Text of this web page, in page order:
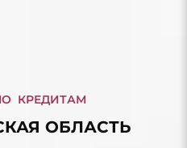
КРЕДИТАМ
ОБЛАСТЬ